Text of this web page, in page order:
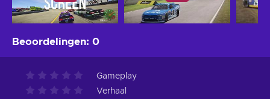
Beoordelingen: 0
Gameplay
Verhaal